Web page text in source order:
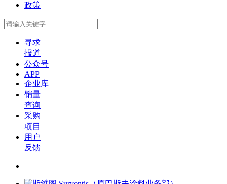
政策
寻求
报道
公众号
APP
企业库
销量
查询
采购
项目
用户
反馈